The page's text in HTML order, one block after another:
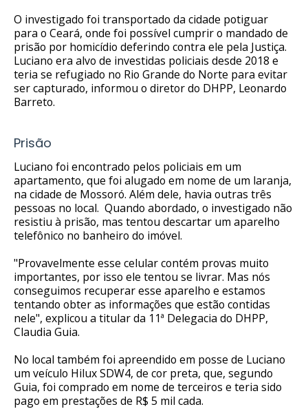
O investigado foi transportado da cidade potiguar
para o Ceará, onde foi possível cumprir o mandado de
prisão por homicídio deferindo contra ele pela Justiça.
Luciano era alvo de investidas policiais desde 2018 e
teria se refugiado no Rio Grande do Norte para evitar
ser capturado, informou o diretor do DHPP, Leonardo
Barreto.
Prisão
Luciano foi encontrado pelos policiais em um
apartamento, que foi alugado em nome de um laranja,
na cidade de Mossoró. Além dele, havia outras três
pessoas no local. Quando abordado, o investigado não
resistiu à prisão, mas tentou descartar um aparelho
telefônico no banheiro do imóvel.
"Provavelmente esse celular contém provas muito
importantes, por isso ele tentou se livrar. Mas nós
conseguimos recuperar esse aparelho e estamos
tentando obter as informações que estão contidas
nele", explicou a titular da 11ª Delegacia do DHPP,
Claudia Guia.
No local também foi apreendido em posse de Luciano
um veículo Hilux SDW4, de cor preta, que, segundo
Guia, foi comprado em nome de terceiros e teria sido
pago em prestações de R$ 5 mil cada.